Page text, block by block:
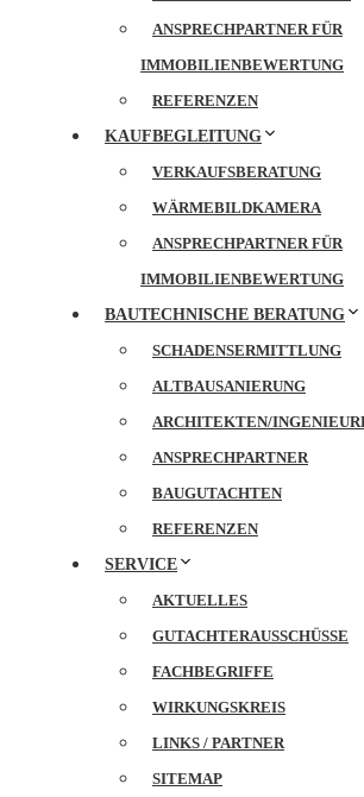
ANSPRECHPARTNER FÜR
IMMOBILIENBEWERTUNG
REFERENZEN
KAUFBEGLEITUNG
VERKAUFSBERATUNG
WÄRMEBILDKAMERA
ANSPRECHPARTNER FÜR
IMMOBILIENBEWERTUNG
BAUTECHNISCHE BERATUNG
SCHADENSERMITTLUNG
ALTBAUSANIERUNG
ARCHITEKTEN/
ANSPRECHPARTNER
BAUGUTACHTEN
REFERENZEN
SERVICE
AKTUELLES
GUTACHTERAUSSCHÜSSE
FACHBEGRIFFE
WIRKUNGSKREIS
LINKS / PARTNER
SITEMAP